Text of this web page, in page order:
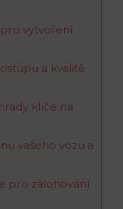
vytvoření
a⁢ kvalitě
klíče na
vašeho ⁤vozu⁢ a
pro zálohování